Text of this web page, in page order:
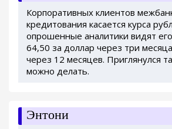
Корпоративных клиентов
кредитования касается курса
опрошенные аналитики видят
64,50 за доллар через три
через 12 месяцев. Приглянулся
можно делать.
Энтони